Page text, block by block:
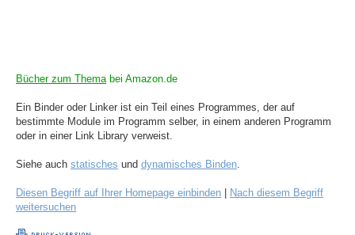
Bücher zum Themabei Amazon.de
Ein Binder oder Linker ist ein Teil eines Programmes, der auf
bestimmte Module im Programm selber, in einem anderen Programm
oder in einer Link Library verweist.
Siehe auch statisches und dynamisches Binden.
Diesen Begriff auf Ihrer Homepage einbinden
Nach diesem Begriff
weitersuchen